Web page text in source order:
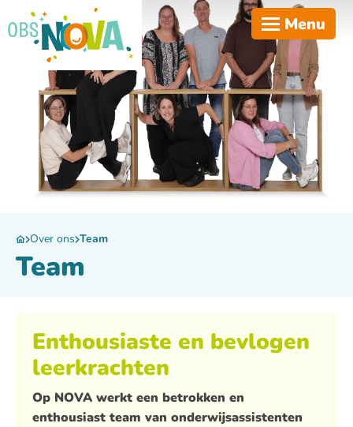
Menu
Over ons Team
Team
Enthousiaste en bevlogen
leerkrachten
Op NOVA werkt een betrokken en
enthousiast team van onderwijsassistenten